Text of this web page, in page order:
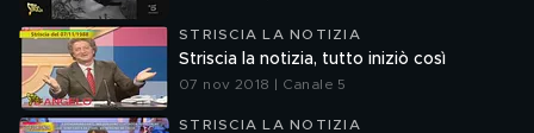
STRISCIA LA NOTIZIA
Striscia la notizia, tutto iniziò così
07 nov 2018 | Canale 5
STRISCIA LA NOTIZIA